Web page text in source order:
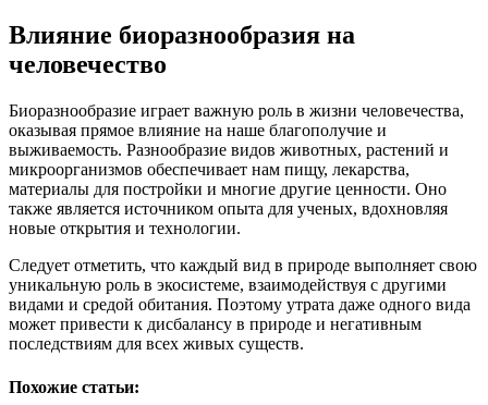
Влияние биоразнообразия на
человечество
Биоразнообразие играет важную роль в жизни человечества,
оказывая прямое влияние на наше благополучие и
выживаемость. Разнообразие видов животных, растений и
микроорганизмов обеспечивает нам пищу, лекарства,
материалы для постройки и многие другие ценности. Оно
также является источником опыта для ученых, вдохновляя
новые открытия и технологии.
Следует отметить, что каждый вид в природе выполняет свою
уникальную роль в экосистеме, взаимодействуя с другими
видами и средой обитания. Поэтому утрата даже одного вида
может привести к дисбалансу в природе и негативным
последствиям для всех живых существ.
Похожие статьи: